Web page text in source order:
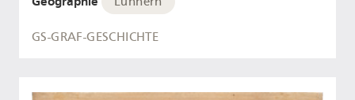
GS-GRAF-GESCHICHTE